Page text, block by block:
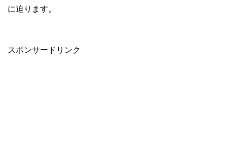
に迫ります。
スポンサードリンク